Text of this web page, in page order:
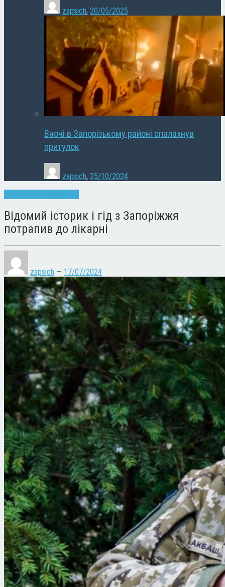
zapsich, 20/05/2025
Вночі в Запорізькому районі спалахнув
притулок
zapsich, 25/10/2024
Відомий історик і гід з Запоріжжя
потрапив до лікарні
zapsich — 17/07/2024